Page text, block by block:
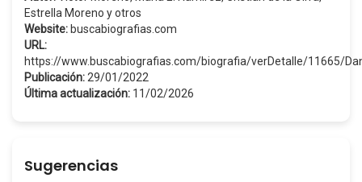
Estrella Moreno y otros
Website: buscabiografias.com
URL:
https://www.buscabiografias.com/biografia/verDetalle/11665/
Publicación: 29/01/2022
Última actualización: 11/02/2026
Sugerencias